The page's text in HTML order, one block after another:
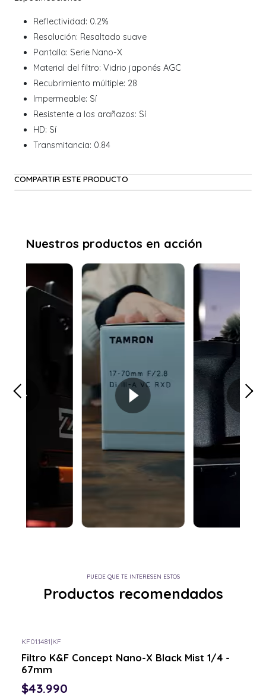
Reflectividad: 0.2%
Resolución: Resaltado suave
Pantalla: Serie Nano-X
Material del filtro: Vidrio japonés AGC
Recubrimiento múltiple: 28
Impermeable: Sí
Resistente a los arañazos: Sí
HD: Sí
Transmitancia: 0.84
COMPARTIR ESTE PRODUCTO
PUEDE QUE TE INTERESEN ESTOS
Productos recomendados
KF01.1481|KF
Filtro K&F Concept Nano-X Black Mist 1/4 -
67mm
$43.990